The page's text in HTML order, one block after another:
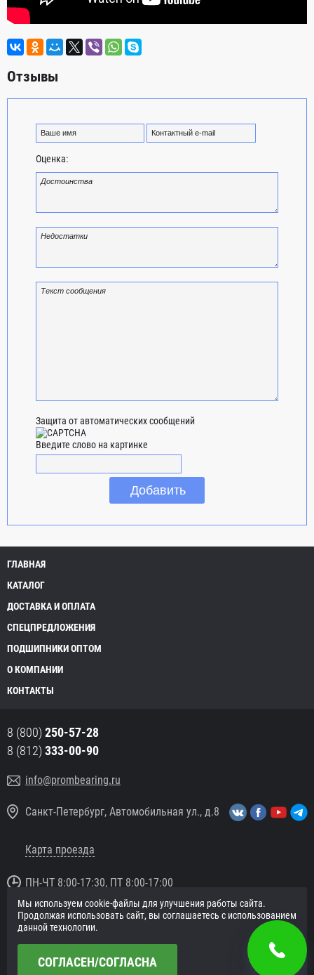
Отзывы
Оценка:
Защита от автоматических сообщений
Введите слово на картинке
ГЛАВНАЯ
КАТАЛОГ
ДОСТАВКА И ОПЛАТА
СПЕЦПРЕДЛОЖЕНИЯ
ПОДШИПНИКИ ОПТОМ
О КОМПАНИИ
КОНТАКТЫ
8 (800) 250-57-28
8 (812) 333-00-90
info@prombearing.ru
Санкт-Петербург, Автомобильная ул., д.8
Карта проезда
ПН-ЧТ 8:00-17:30, ПТ 8:00-17:00
© 2016 «PromBearing.ru»
Подшипники оптом и в розницу.
Мы используем cookie-файлы для улучшения работы сайта.
Продолжая использовать сайт, вы соглашаетесь с использованием
данной технологии.
СОГЛАСЕН/СОГЛАСНА